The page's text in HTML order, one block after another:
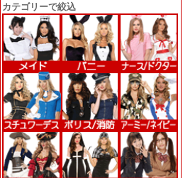
カテゴリーで絞込